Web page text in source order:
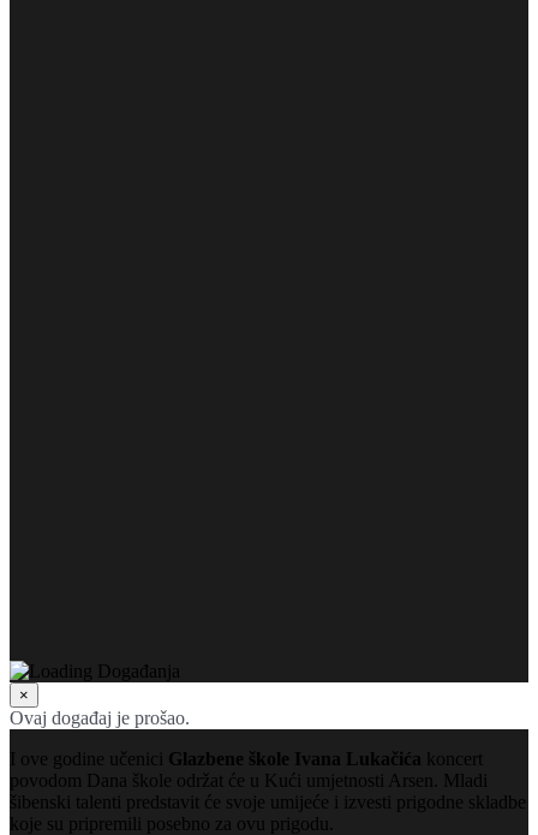
×
Ovaj događaj je prošao.
I ove godine učenici Glazbene škole Ivana Lukačića koncert
povodom Dana škole održat će u Kući umjetnosti Arsen.
Mladi
šibenski talenti predstavit će svoje umijeće i izvesti prigodne skladbe
koje su pripremili posebno za ovu prigodu.